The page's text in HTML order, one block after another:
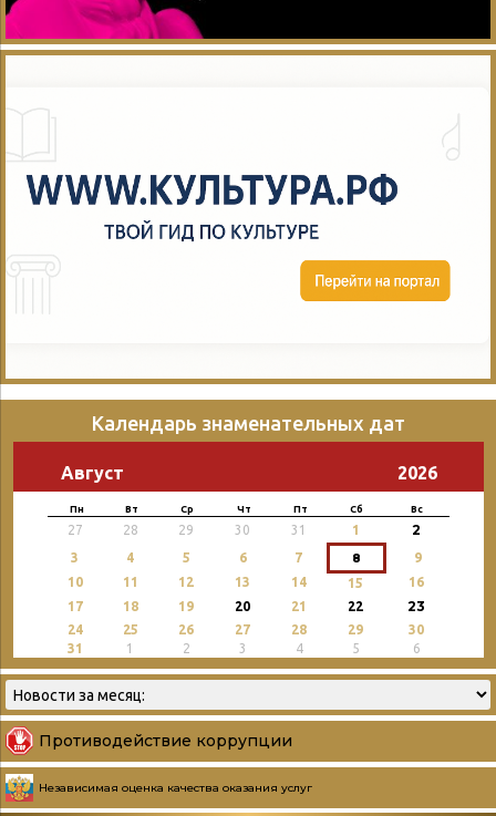
Календарь знаменательных дат
Август 2026
Пн Вт Ср Чт Пт Сб Вс
27 28 29 30 31 1 2
3 4 5 6 7 8
9
10
11 12 13 14 15
16
17
18 19 20 21 22 23
24 25 26 27 28 29
30
31
1 2 3 4 5 6
Противодействие коррупции
Независимая оценка качества оказания услуг